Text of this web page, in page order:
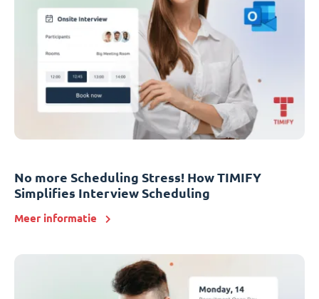
No more Scheduling Stress! How TIMIFY
Simplifies Interview Scheduling
Meer informatie